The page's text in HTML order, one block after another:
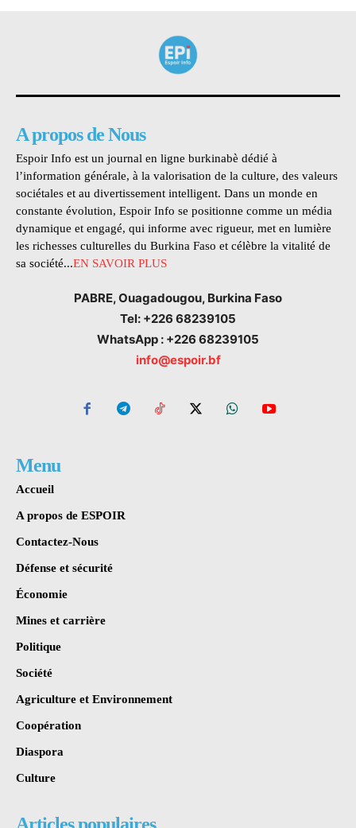
A propos de Nous
Espoir Info est un journal en ligne burkinabè dédié à
l’information générale, à la valorisation de la culture, des valeurs
sociétales et au divertissement intelligent. Dans un monde en
constante évolution, Espoir Info se positionne comme un média
dynamique et engagé, qui informe avec rigueur, met en lumière
les richesses culturelles du Burkina Faso et célèbre la vitalité de
sa société...EN SAVOIR PLUS
PABRE, Ouagadougou, Burkina Faso
Tel: +226 68239105
WhatsApp : +226 68239105
info@espoir.bf
Menu
Accueil
A propos de ESPOIR
Contactez-Nous
Défense et sécurité
Économie
Mines et carrière
Politique
Société
Agriculture et Environnement
Coopération
Diaspora
Culture